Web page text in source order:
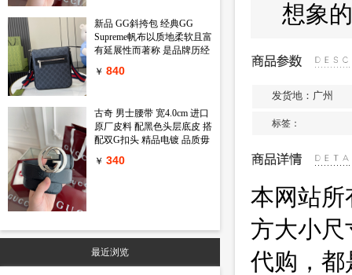
新品 GG斜挎包 经典GG
Supreme帆布以质地柔软且富
有延展性而著称 是品牌历经
面料之一 该面料以超细纤维
魅力 同色调皮革滚边令整个
廓形愈发丰满 典藏条纹织带
则为整个设计注入一抹亮色
黑色GG Supreme帆布 黑色皮
￥ 840
古奇 男士腰带 宽4.0cm 进口
原厂皮料 配黑色头层底皮 搭
配双G扣头 精品电镀 品质毋
装 送礼自用首选
￥ 340
最近浏览
想象
发货地：广州
标签：
本网站所
方大小
代购，都